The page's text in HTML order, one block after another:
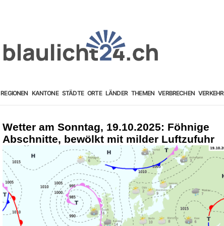
REGIONEN KANTONE STÄDTE ORTE LÄNDER THEMEN VERBRECHEN VERKEHR
Wetter am Sonntag, 19.10.2025: Föhnige
Abschnitte, bewölkt mit milder Luftzufuhr